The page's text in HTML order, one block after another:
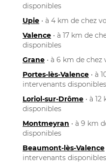
disponibles
Upie • à 4 km de chez
Valence • à 17 km de
disponibles
Grane • à 6 km de
Portes-lès-Valence • à
intervenants disponibles
Loriol-sur-Drôme • à
disponibles
Montmeyran • à 9 km
disponibles
Beaumont-lès-Valence
intervenants disponibles